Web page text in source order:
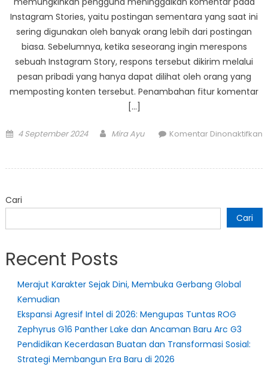
Instagram Stories, yaitu postingan sementara yang saat ini
sering digunakan oleh banyak orang lebih dari postingan
biasa. Sebelumnya, ketika seseorang ingin merespons
sebuah Instagram Story, respons tersebut dikirim melalui
pesan pribadi yang hanya dapat dilihat oleh orang yang
memposting konten tersebut. Penambahan fitur komentar
[…]
Posted
4 September 2024 Author
Mira Ayu
Komentar Dinonaktifkan
Meninggalkan
Instagram
Cari
Cari
Recent Posts
Merajut Karakter Sejak Dini, Membuka Gerbang Global
Kemudian
Ekspansi Agresif Intel di 2026: Mengupas Tuntas ROG
Zephyrus G16 Panther Lake dan Ancaman Baru Arc G3
Pendidikan Kecerdasan Buatan dan Transformasi Sosial:
Strategi Membangun Era Baru di 2026